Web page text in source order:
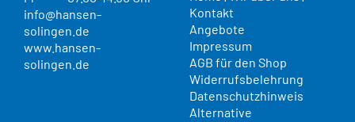
info@hansen-
solingen.de
www.hansen-
solingen.de
Kontakt
Angebote
Impressum
AGB für den Shop
Widerrufsbelehrung
Datenschutzhinweis
Alternative